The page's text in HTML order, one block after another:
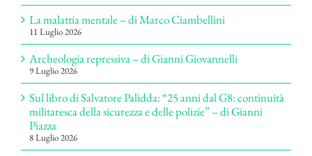
La malattia mentale – di Marco Ciambellini
11 Luglio 2026
Archeologia repressiva – di Gianni Giovannelli
9 Luglio 2026
Sul libro di Salvatore Palidda: “25 anni dal G8: continuità
militaresca della sicurezza e delle polizie” – di Gianni
Piazza
8 Luglio 2026